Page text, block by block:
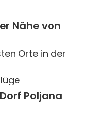
Nähe von
Orte in der
Poljana